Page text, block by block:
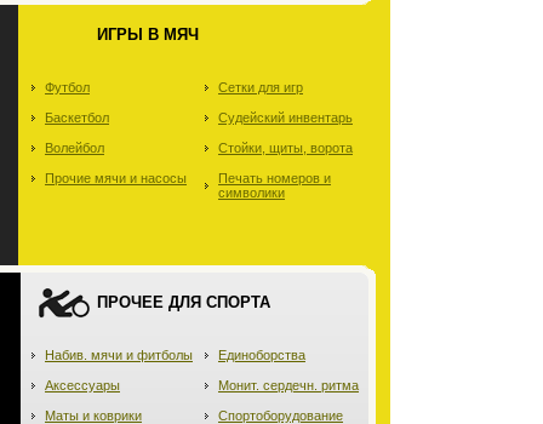
ИГРЫ В МЯЧ
Футбол
Баскетбол
Волейбол
Прочие мячи и насосы
Сетки для игр
Судейский инвентарь
Стойки, щиты, ворота
Печать номеров и
символики
ПРОЧЕЕ ДЛЯ СПОРТА
Набив. мячи и фитболы
Аксессуары
Маты и коврики
Единоборства
Монит. сердечн. ритма
Спортоборудование